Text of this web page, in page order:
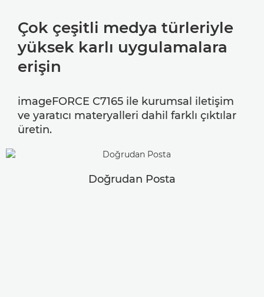
Çok çeşitli medya türleriyle
yüksek karlı uygulamalara
erişin
imageFORCE C7165 ile kurumsal iletişim
ve yaratıcı materyalleri dahil farklı çıktılar
üretin.
Doğrudan Posta